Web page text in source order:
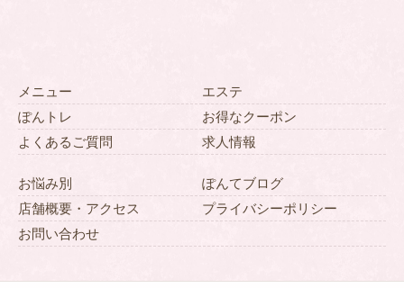
メニュー
エステ
ぽんトレ
お得なクーポン
よくあるご質問
求人情報
お悩み別
ぽんてブログ
店舗概要・アクセス
プライバシーポリシー
お問い合わせ